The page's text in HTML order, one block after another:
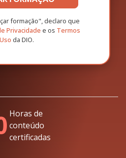
formação", declaro que
Privacidade e os Termos
da DIO.
Horas de
conteúdo
certificadas